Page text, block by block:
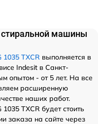
машины
1035 TXCR выполняется в
Indesit в Санкт-
опытом - от 5 лет. На все
расширенную
наших работ.
TXCR будет стоить
заказа на сайте через